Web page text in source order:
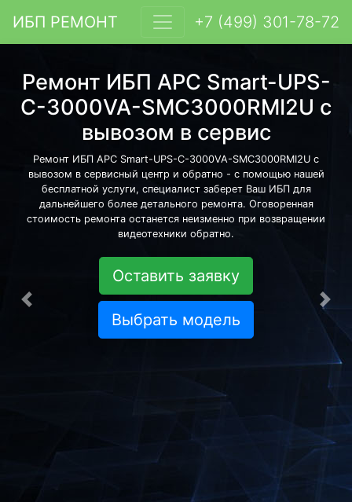
ИБП РЕМОНТ +7 (499) 301-78-72
Ремонт ИБП APC Smart-UPS-
C-3000VA-SMC3000RMI2U с
вывозом в сервис
Ремонт ИБП APC Smart-UPS-C-3000VA-SMC3000RMI2U с
вывозом в сервисный центр и обратно - с помощью нашей
бесплатной услуги, специалист заберет Ваш ИБП для
дальнейшего более детального ремонта. Оговоренная
стоимость ремонта останется неизменно при возвращении
видеотехники обратно.
Оставить заявку
Выбрать модель
Предыдущая